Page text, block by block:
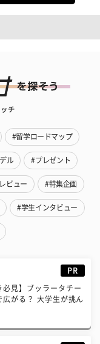
チ
#留学ロードマップ
ル #プレゼント
ビュー #特集企画
#学生インタビュー
PR
必見】ブッラータチー
広がる？ 大学生が挑ん